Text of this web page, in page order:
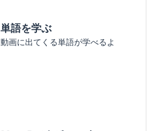
単語を学ぶ
動画に出てくる単語が学べるよ